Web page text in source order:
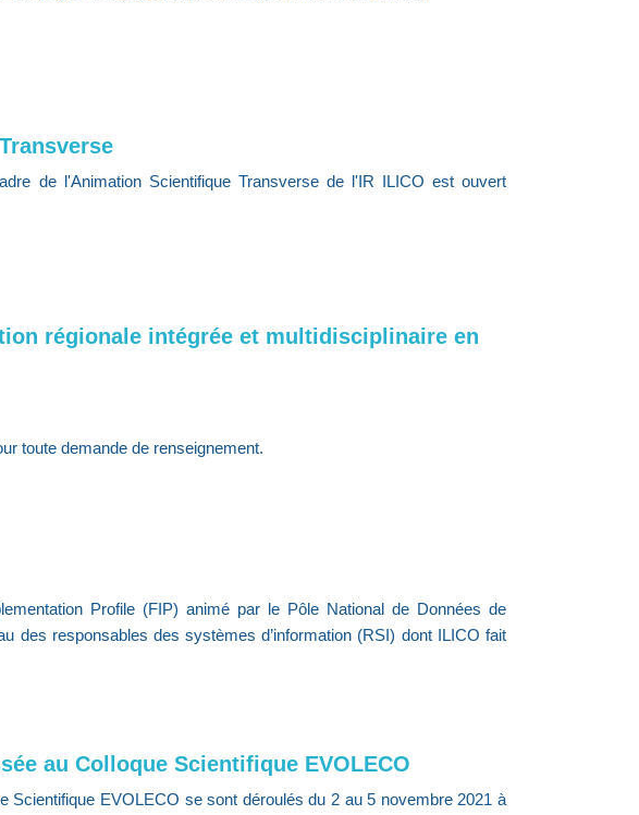
de l'Animation Scientifique Transverse de l'IR ILICO est ouvert
régionale intégrée et multidisciplinaire en
toute demande de renseignement.
Profile (FIP) animé par le Pôle National de Données de
des responsables des systèmes d’information (RSI) dont ILICO fait
au Colloque Scientifique EVOLECO
Scientifique EVOLECO se sont déroulés du 2 au 5 novembre 2021 à